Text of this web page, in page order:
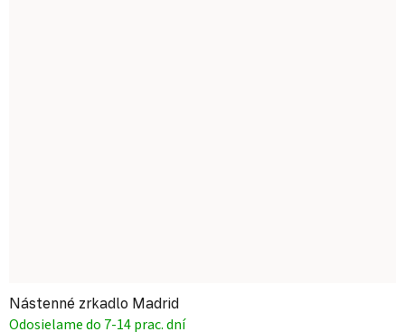
Nástenné zrkadlo Madrid
Odosielame do 7-14 prac. dní